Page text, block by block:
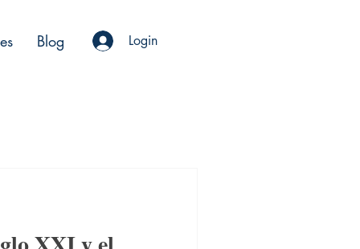
Blog Login